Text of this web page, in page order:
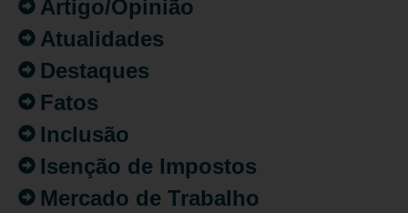
Artigo/Opinião
Atualidades
Destaques
Fatos
Inclusão
Isenção de Impostos
Mercado de Trabalho